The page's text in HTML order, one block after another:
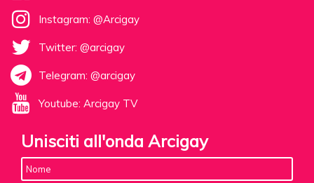
Instagram: @Arcigay
Twitter: @arcigay
Telegram: @arcigay
Youtube: Arcigay TV
Unisciti all'onda Arcigay